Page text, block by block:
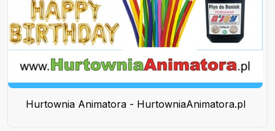
Hurtownia Animatora - HurtowniaAnimatora.pl